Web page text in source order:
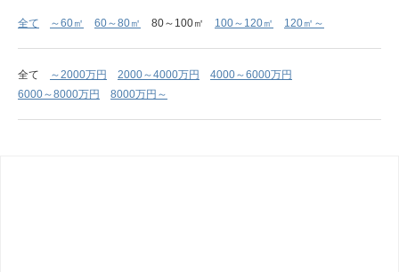
全て ～60㎡ 60～80㎡ 80～100㎡ 100～120㎡ 120㎡～
全て ～2000万円 2000～4000万円
4000～6000万円
6000～8000万円
8000万円～